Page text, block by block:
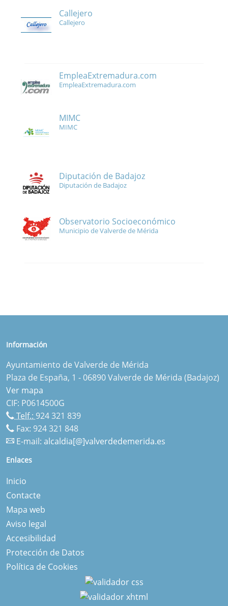
Callejero
Callejero
EmpleaExtremadura.com
EmpleaExtremadura.com
MIMC
MIMC
Diputación de Badajoz
Diputación de Badajoz
Observatorio Socioeconómico
Municipio de Valverde de Mérida
Información
Ayuntamiento de Valverde de Mérida
Plaza de España, 1 - 06890 Valverde de Mérida (Badajoz)
Ver mapa
CIF: P0614500G
Telf.: 924 321 839
Fax: 924 321 848
E-mail: alcaldia[@]valverdedemerida.es
Enlaces
Inicio
Contacte
Mapa web
Aviso legal
Accesibilidad
Protección de Datos
Política de Cookies